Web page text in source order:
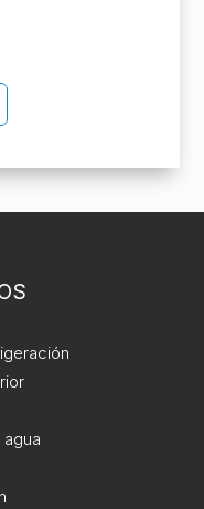
A
n
i
: